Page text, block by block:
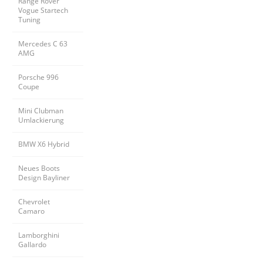
Vogue Startech
Tuning
Mercedes C 63
AMG
Porsche 996
Coupe
Mini Clubman
Umlackierung
BMW X6 Hybrid
Neues Boots
Design Bayliner
Chevrolet
Camaro
Lamborghini
Gallardo